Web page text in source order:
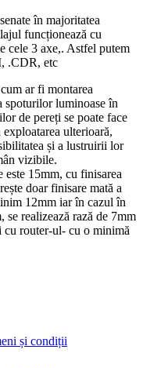
în majoritatea
funcționează cu
cele 3 axe,. Astfel putem
.CDR, etc
ar fi montarea
spoturilor luminoase în
de pereți se poate face
ulterioară,
și a lustruirii lor
vizibile.
este 15mm, cu finisarea
doar finisare mată a
12mm iar în cazul în
se realizează rază de 7mm
cu router-ul- cu o minimă
și condiții